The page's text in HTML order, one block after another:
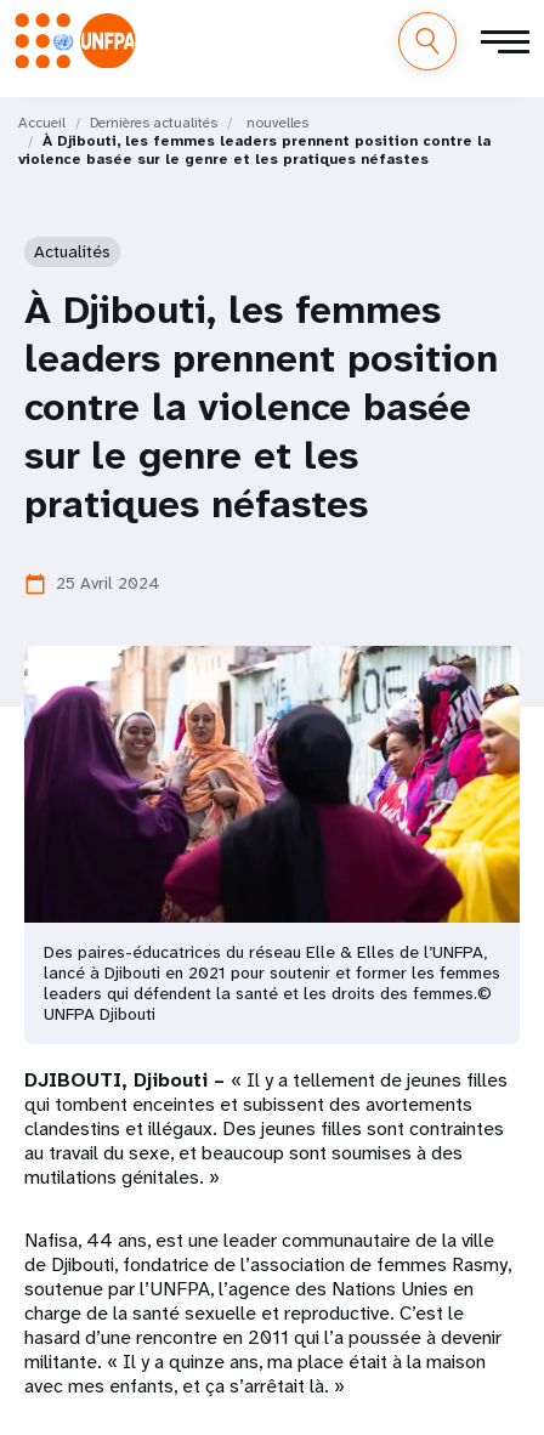
au
contenu
principal
M
a
Accueil Dernières actualités
nouvelles
À Djibouti, les femmes leaders prennent position contre la
violence basée sur le genre et les pratiques néfastes
Actualités
À Djibouti, les femmes
leaders prennent position
contre la violence basée
sur le genre et les
pratiques néfastes
calendar_today 25 Avril 2024
Des paires-éducatrices du réseau Elle & Elles de l’UNFPA,
lancé à Djibouti en 2021 pour soutenir et former les femmes
leaders qui défendent la santé et les droits des femmes.©
UNFPA Djibouti
DJIBOUTI, Djibouti – « Il y a tellement de jeunes filles
qui tombent enceintes et subissent des avortements
clandestins et illégaux. Des jeunes filles sont contraintes
au travail du sexe, et beaucoup sont soumises à des
mutilations génitales. »
Nafisa, 44 ans, est une leader communautaire de la ville
de Djibouti, fondatrice de l’association de femmes Rasmy,
soutenue par l’UNFPA, l’agence des Nations Unies en
charge de la santé sexuelle et reproductive. C’est le
hasard d’une rencontre en 2011 qui l’a poussée à devenir
militante. « Il y a quinze ans, ma place était à la maison
avec mes enfants, et ça s’arrêtait là. »